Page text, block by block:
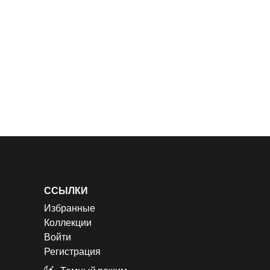
ССЫЛКИ
Избранные
Коллекции
Войти
Регистрация